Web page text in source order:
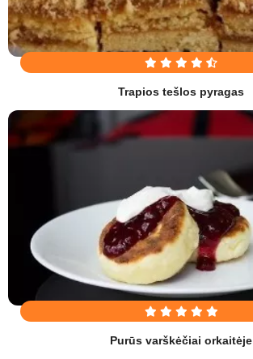
Trapios tešlos pyragas
Purūs varškėčiai orkaitėje